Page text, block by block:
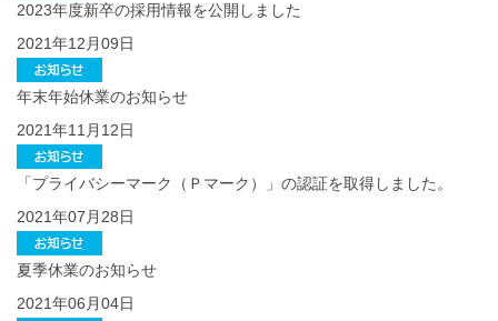
2023年度新卒の採用情報を公開しました
2021年12月09日
年末年始休業のお知らせ
2021年11月12日
「プライバシーマーク（Ｐマーク）
」の認証を取得しました。
2021年07月28日
夏季休業のお知らせ
2021年06月04日